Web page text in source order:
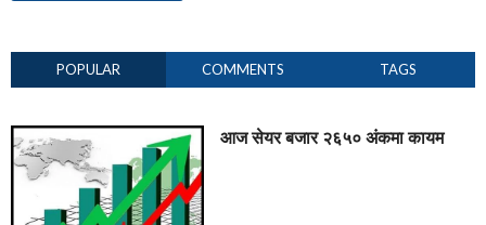
POPULAR COMMENTS TAGS
आज सेयर बजार २६५० अंकमा कायम